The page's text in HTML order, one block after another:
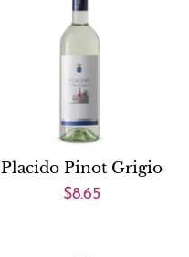
Placido Pinot Grigio
$8.65